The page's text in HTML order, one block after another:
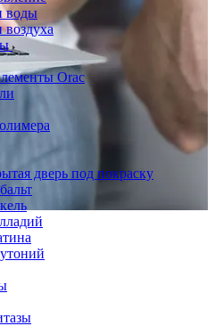
воды
Orac
дверь под покраску